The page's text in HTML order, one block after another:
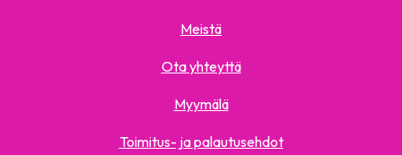
Meistä
Ota yhteyttä
Myymälä
Toimitus- ja palautusehdot